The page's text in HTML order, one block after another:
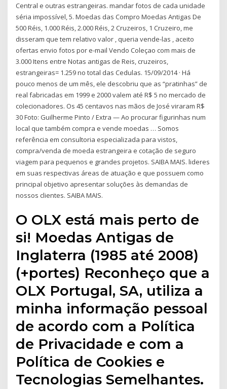
Central e outras estrangeiras. mandar fotos de cada unidade
séria impossível, 5. Moedas das Compro Moedas Antigas De
500 Réis, 1.000 Réis, 2.000 Réis, 2 Cruzeiros, 1 Cruzeiro, me
disseram que tem relativo valor , queria vende-las , aceito
ofertas envio fotos por e-mail Vendo Coleçao com mais de
3.000 Itens entre Notas antigas de Reis, cruzeiros,
estrangeiras= 1.259 no total das Cedulas. 15/09/2014 · Há
pouco menos de um mês, ele descobriu que as “pratinhas” de
real fabricadas em 1999 e 2000 valem até R$ 5 no mercado de
colecionadores. Os 45 centavos nas mãos de José viraram R$
30 Foto: Guilherme Pinto / Extra — Ao procurar figurinhas num
local que também compra e vende moedas … Somos
referência em consultoria especializada para vistos,
compra/venda de moeda estrangeira e cotação de seguro
viagem para pequenos e grandes projetos. SAIBA MAIS. lideres
em suas respectivas áreas de atuação e que possuem como
principal objetivo apresentar soluções às demandas de
nossos clientes. SAIBA MAIS.
O OLX está mais perto de
si! Moedas Antigas de
Inglaterra (1985 até 2008)
(+portes) Reconheço que a
OLX Portugal, SA, utiliza a
minha informação pessoal
de acordo com a Política
de Privacidade e com a
Política de Cookies e
Tecnologias Semelhantes.